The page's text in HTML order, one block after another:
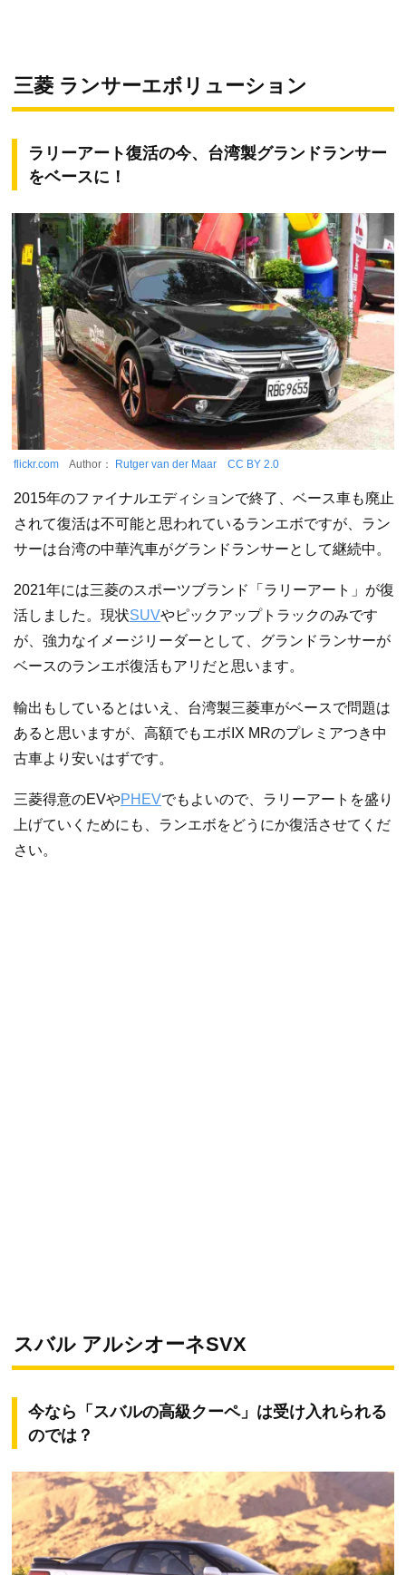
三菱 ランサーエボリューション
ラリーアート復活の今、台湾製グランドランサー
をベースに！
flickr.com Author： Rutger van der Maar CC BY 2.0
2015年のファイナルエディションで終了、ベース車も廃止
されて復活は不可能と思われているランエボですが、ラン
サーは台湾の中華汽車がグランドランサーとして継続中。
2021年には三菱のスポーツブランド「ラリーアート」が復
活しました。現状SUVやピックアップトラックのみです
が、強力なイメージリーダーとして、グランドランサーが
ベースのランエボ復活もアリだと思います。
輸出もしているとはいえ、台湾製三菱車がベースで問題は
あると思いますが、高額でもエボIX MRのプレミアつき中
古車より安いはずです。
三菱得意のEVやPHEVでもよいので、ラリーアートを盛り
上げていくためにも、ランエボをどうにか復活させてくだ
さい。
スバル アルシオーネSVX
今なら「スバルの高級クーペ」は受け入れられる
のでは？